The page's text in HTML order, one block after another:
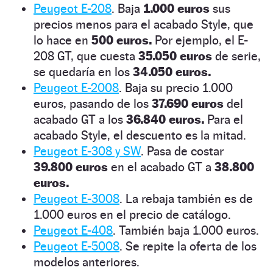
Peugeot E-208. Baja 1.000 euros sus
precios menos para el acabado Style, que
lo hace en 500 euros. Por ejemplo, el E-
208 GT, que cuesta 35.050 euros de serie,
se quedaría en los 34.050 euros.
Peugeot E-2008. Baja su precio 1.000
euros, pasando de los 37.690 euros del
acabado GT a los 36.840 euros. Para el
acabado Style, el descuento es la mitad.
Peugeot E-308 y SW. Pasa de costar
39.800 euros en el acabado GT a 38.800
euros.
Peugeot E-3008. La rebaja también es de
1.000 euros en el precio de catálogo.
Peugeot E-408. También baja 1.000 euros.
Peugeot E-5008. Se repite la oferta de los
modelos anteriores.